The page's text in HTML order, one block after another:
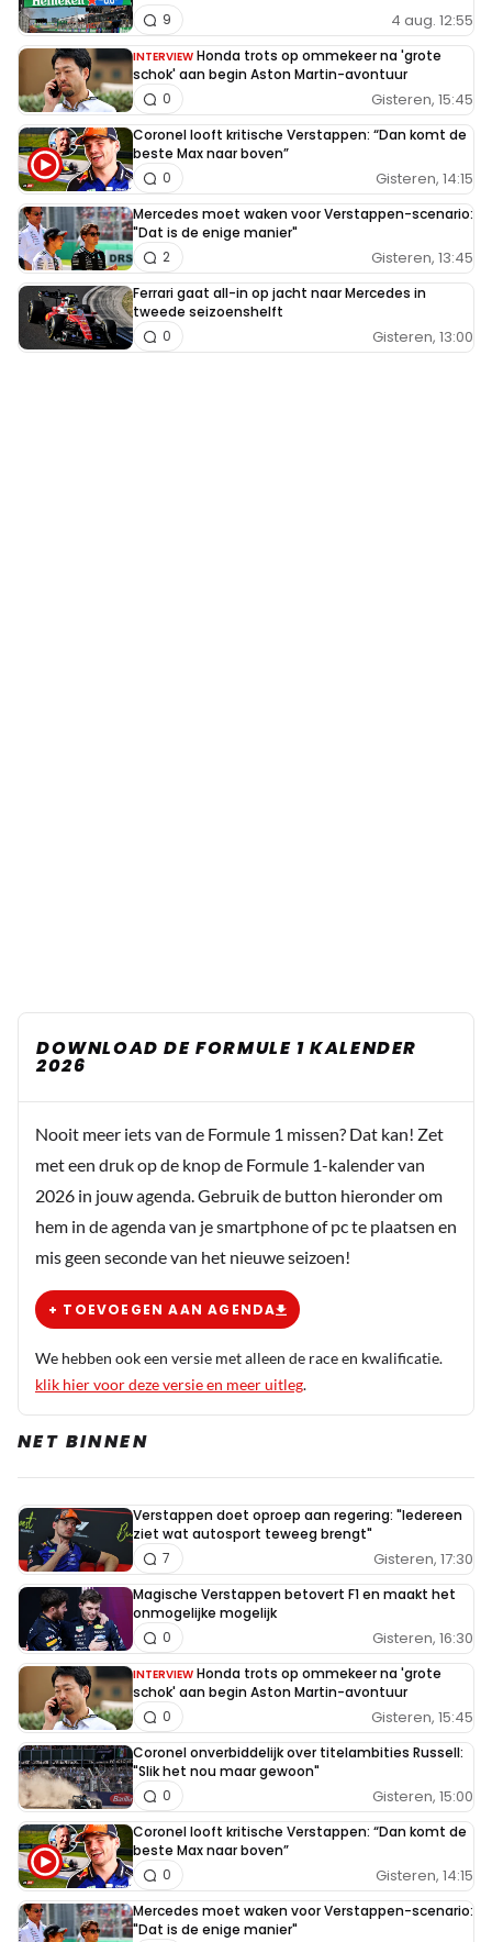
4 aug. 12:55
9
INTERVIEW Honda trots op ommekeer na 'grote
schok' aan begin Aston Martin-avontuur
Gisteren, 15:45
0
Coronel looft kritische Verstappen: “Dan komt de
beste Max naar boven”
Gisteren, 14:15
0
Mercedes moet waken voor Verstappen-scenario:
"Dat is de enige manier"
Gisteren, 13:45
2
Ferrari gaat all-in op jacht naar Mercedes in
tweede seizoenshelft
Gisteren, 13:00
0
DOWNLOAD DE FORMULE 1 KALENDER
2026
Nooit meer iets van de Formule 1 missen? Dat kan! Zet
met een druk op de knop de Formule 1-kalender van
2026 in jouw agenda. Gebruik de button hieronder om
hem in de agenda van je smartphone of pc te plaatsen en
mis geen seconde van het nieuwe seizoen!
+ TOEVOEGEN AAN AGENDA
We hebben ook een versie met alleen de race en kwalificatie.
klik hier voor deze versie en meer uitleg.
NET BINNEN
Verstappen doet oproep aan regering: "Iedereen
ziet wat autosport teweeg brengt"
Gisteren, 17:30
7
Magische Verstappen betovert F1 en maakt het
onmogelijke mogelijk
Gisteren, 16:30
0
INTERVIEW Honda trots op ommekeer na 'grote
schok' aan begin Aston Martin-avontuur
Gisteren, 15:45
0
Coronel onverbiddelijk over titelambities Russell:
"Slik het nou maar gewoon"
Gisteren, 15:00
0
Coronel looft kritische Verstappen: “Dan komt de
beste Max naar boven”
Gisteren, 14:15
0
Mercedes moet waken voor Verstappen-scenario:
"Dat is de enige manier"